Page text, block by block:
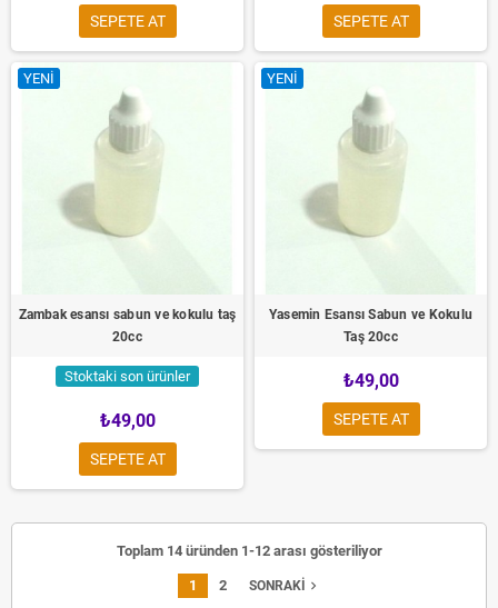
SEPETE AT SEPETE AT
YENI
Zambak esansı sabun ve kokulu taş
20cc
Stoktaki son ürünler
₺49,00
SEPETE AT
YENI
Yasemin Esansı Sabun ve Kokulu
Taş 20cc
₺49,00
SEPETE AT
Toplam 14 üründen 1-12 arası gösteriliyor
1 2 SONRAKI navigate_next